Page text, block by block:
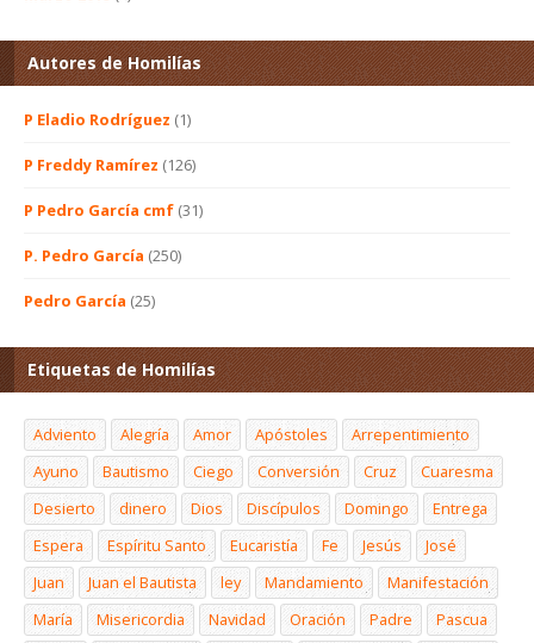
Autores de Homilías
P Eladio Rodríguez (1)
P Freddy Ramírez (126)
P Pedro García cmf (31)
P. Pedro García (250)
Pedro García (25)
Etiquetas de Homilías
Adviento Alegría Amor Apóstoles
Arrepentimiento
Ayuno
Bautismo Ciego Conversión Cruz
Cuaresma
Desierto
dinero Dios Discípulos Domingo
Entrega
Espera
Espíritu Santo Eucaristía Fe Jesús
José
Juan
Juan el Bautista ley Mandamiento
Manifestación
María
Misericordia Navidad Oración Padre
Pascua